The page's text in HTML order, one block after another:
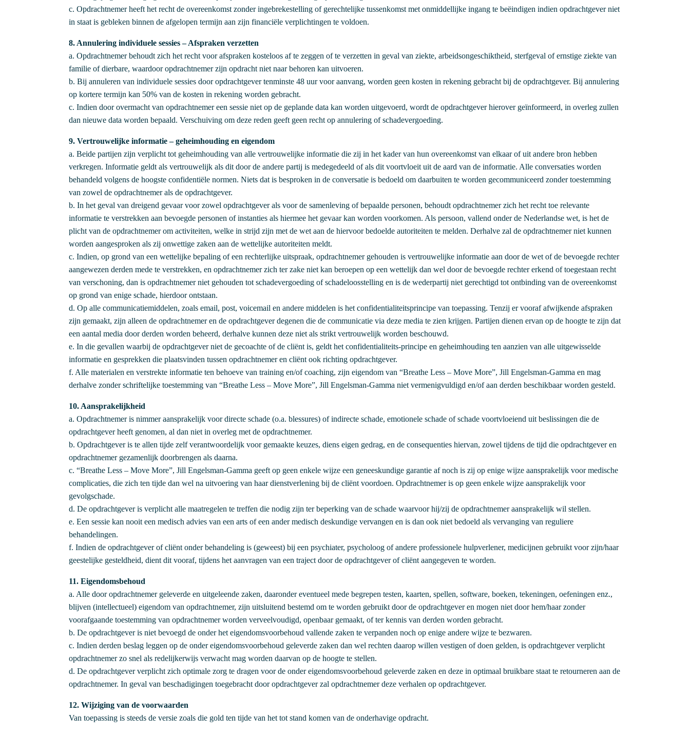
c. Opdrachtnemer heeft het recht de overeenkomst zonder ingebrekestelling of gerechtelijke tussenkomst met onmiddellijke ingang te beëindigen indien opdrachtgever niet
in staat is gebleken binnen de afgelopen termijn aan zijn financiële verplichtingen te voldoen.
8. Annulering individuele sessies – Afspraken verzetten
a. Opdrachtnemer behoudt zich het recht voor afspraken kosteloos af te zeggen of te verzetten in geval van ziekte, arbeidsongeschiktheid, sterfgeval of ernstige ziekte van
familie of dierbare, waardoor opdrachtnemer zijn opdracht niet naar behoren kan uitvoeren.
b. Bij annuleren van individuele sessies door opdrachtgever tenminste 48 uur voor aanvang, worden geen kosten in rekening gebracht bij de opdrachtgever. Bij annulering
op kortere termijn kan 50% van de kosten in rekening worden gebracht.
c. Indien door overmacht van opdrachtnemer een sessie niet op de geplande data kan worden uitgevoerd, wordt de opdrachtgever hierover geïnformeerd, in overleg zullen
dan nieuwe data worden bepaald. Verschuiving om deze reden geeft geen recht op annulering of schadevergoeding.
9. Vertrouwelijke informatie – geheimhouding en eigendom
a. Beide partijen zijn verplicht tot geheimhouding van alle vertrouwelijke informatie die zij in het kader van hun overeenkomst van elkaar of uit andere bron hebben
verkregen. Informatie geldt als vertrouwelijk als dit door de andere partij is medegedeeld of als dit voortvloeit uit de aard van de informatie. Alle conversaties worden
behandeld volgens de hoogste confidentiële normen. Niets dat is besproken in de conversatie is bedoeld om daarbuiten te worden gecommuniceerd zonder toestemming
van zowel de opdrachtnemer als de opdrachtgever.
b. In het geval van dreigend gevaar voor zowel opdrachtgever als voor de samenleving of bepaalde personen, behoudt opdrachtnemer zich het recht toe relevante
informatie te verstrekken aan bevoegde personen of instanties als hiermee het gevaar kan worden voorkomen. Als persoon, vallend onder de Nederlandse wet, is het de
plicht van de opdrachtnemer om activiteiten, welke in strijd zijn met de wet aan de hiervoor bedoelde autoriteiten te melden. Derhalve zal de opdrachtnemer niet kunnen
worden aangesproken als zij onwettige zaken aan de wettelijke autoriteiten meldt.
c. Indien, op grond van een wettelijke bepaling of een rechterlijke uitspraak, opdrachtnemer gehouden is vertrouwelijke informatie aan door de wet of de bevoegde rechter
aangewezen derden mede te verstrekken, en opdrachtnemer zich ter zake niet kan beroepen op een wettelijk dan wel door de bevoegde rechter erkend of toegestaan recht
van verschoning, dan is opdrachtnemer niet gehouden tot schadevergoeding of schadeloosstelling en is de wederpartij niet gerechtigd tot ontbinding van de overeenkomst
op grond van enige schade, hierdoor ontstaan.
d. Op alle communicatiemiddelen, zoals email, post, voicemail en andere middelen is het confidentialiteitsprincipe van toepassing. Tenzij er vooraf afwijkende afspraken
zijn gemaakt, zijn alleen de opdrachtnemer en de opdrachtgever degenen die de communicatie via deze media te zien krijgen. Partijen dienen ervan op de hoogte te zijn dat
een aantal media door derden worden beheerd, derhalve kunnen deze niet als strikt vertrouwelijk worden beschouwd.
e. In die gevallen waarbij de opdrachtgever niet de gecoachte of de cliënt is, geldt het confidentialiteits-principe en geheimhouding ten aanzien van alle uitgewisselde
informatie en gesprekken die plaatsvinden tussen opdrachtnemer en cliënt ook richting opdrachtgever.
f. Alle materialen en verstrekte informatie ten behoeve van training en/of coaching, zijn eigendom van “Breathe Less – Move More”, Jill Engelsman-Gamma en mag
derhalve zonder schriftelijke toestemming van “Breathe Less – Move More”, Jill Engelsman-Gamma niet vermenigvuldigd en/of aan derden beschikbaar worden gesteld.
10. Aansprakelijkheid
a. Opdrachtnemer is nimmer aansprakelijk voor directe schade (o.a. blessures) of indirecte schade, emotionele schade of schade voortvloeiend uit beslissingen die de
opdrachtgever heeft genomen, al dan niet in overleg met de opdrachtnemer.
b. Opdrachtgever is te allen tijde zelf verantwoordelijk voor gemaakte keuzes, diens eigen gedrag, en de consequenties hiervan, zowel tijdens de tijd die opdrachtgever en
opdrachtnemer gezamenlijk doorbrengen als daarna.
c. “Breathe Less – Move More”, Jill Engelsman-Gamma geeft op geen enkele wijze een geneeskundige garantie af noch is zij op enige wijze aansprakelijk voor medische
complicaties, die zich ten tijde dan wel na uitvoering van haar dienstverlening bij de cliënt voordoen. Opdrachtnemer is op geen enkele wijze aansprakelijk voor
gevolgschade.
d. De opdrachtgever is verplicht alle maatregelen te treffen die nodig zijn ter beperking van de schade waarvoor hij/zij de opdrachtnemer aansprakelijk wil stellen.
e. Een sessie kan nooit een medisch advies van een arts of een ander medisch deskundige vervangen en is dan ook niet bedoeld als vervanging van reguliere
behandelingen.
f. Indien de opdrachtgever of cliënt onder behandeling is (geweest) bij een psychiater, psycholoog of andere professionele hulpverlener, medicijnen gebruikt voor zijn/haar
geestelijke gesteldheid, dient dit vooraf, tijdens het aanvragen van een traject door de opdrachtgever of cliënt aangegeven te worden.
11. Eigendomsbehoud
a. Alle door opdrachtnemer geleverde en uitgeleende zaken, daaronder eventueel mede begrepen testen, kaarten, spellen, software, boeken, tekeningen, oefeningen enz.,
blijven (intellectueel) eigendom van opdrachtnemer, zijn uitsluitend bestemd om te worden gebruikt door de opdrachtgever en mogen niet door hem/haar zonder
voorafgaande toestemming van opdrachtnemer worden verveelvoudigd, openbaar gemaakt, of ter kennis van derden worden gebracht.
b. De opdrachtgever is niet bevoegd de onder het eigendomsvoorbehoud vallende zaken te verpanden noch op enige andere wijze te bezwaren.
c. Indien derden beslag leggen op de onder eigendomsvoorbehoud geleverde zaken dan wel rechten daarop willen vestigen of doen gelden, is opdrachtgever verplicht
opdrachtnemer zo snel als redelijkerwijs verwacht mag worden daarvan op de hoogte te stellen.
d. De opdrachtgever verplicht zich optimale zorg te dragen voor de onder eigendomsvoorbehoud geleverde zaken en deze in optimaal bruikbare staat te retourneren aan de
opdrachtnemer. In geval van beschadigingen toegebracht door opdrachtgever zal opdrachtnemer deze verhalen op opdrachtgever.
12. Wijziging van de voorwaarden
Van toepassing is steeds de versie zoals die gold ten tijde van het tot stand komen van de onderhavige opdracht.